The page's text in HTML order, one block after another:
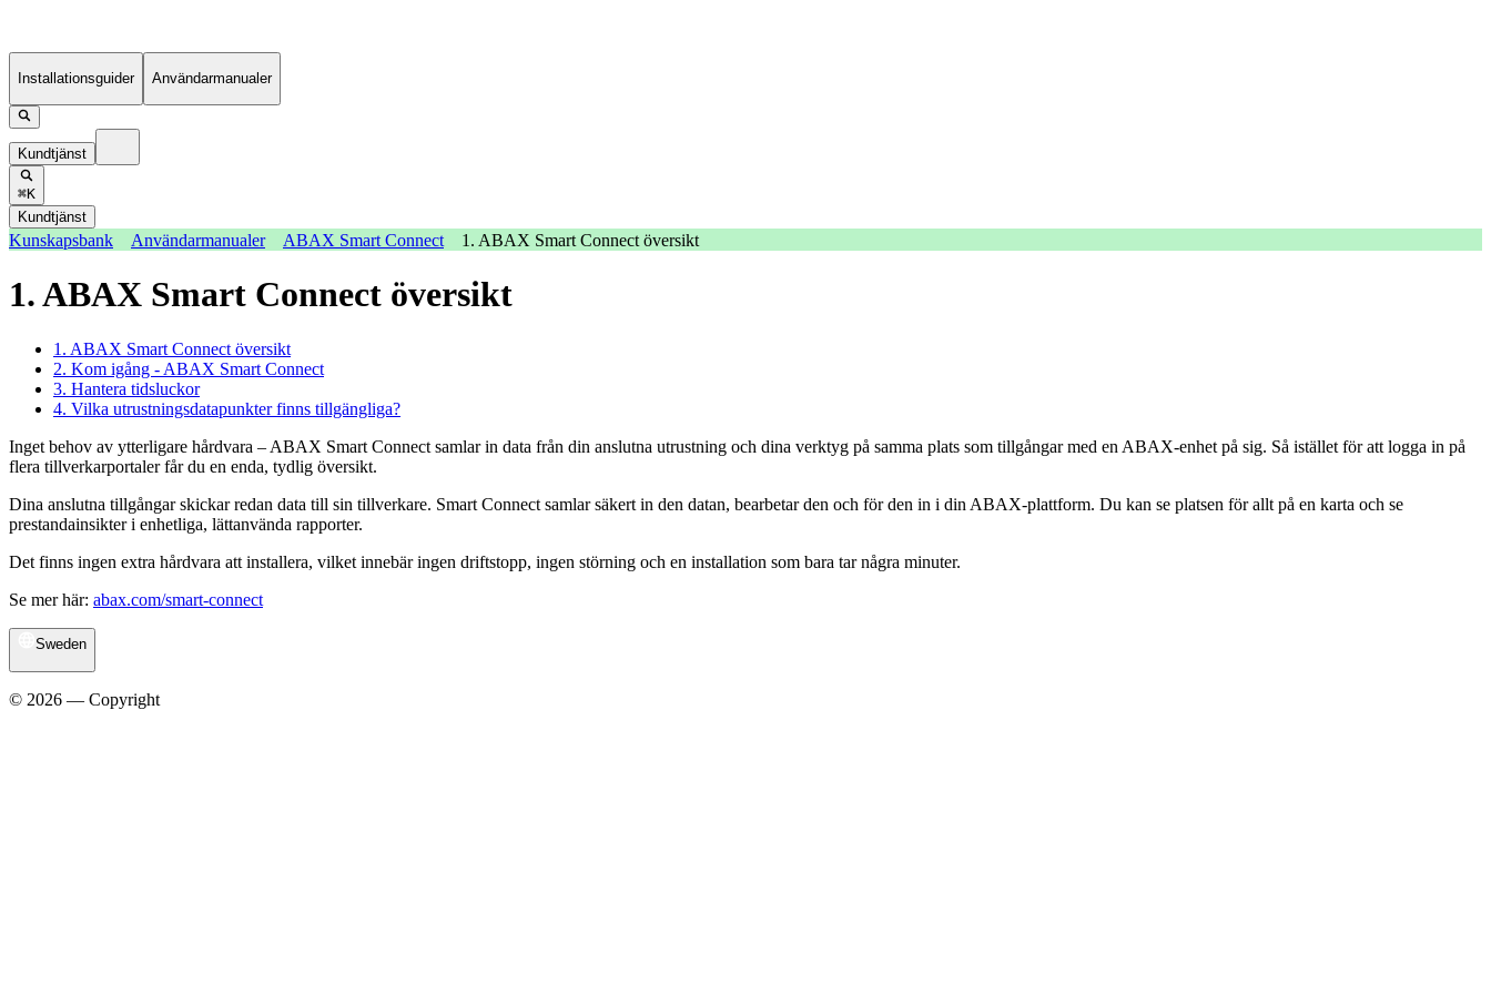
Installationsguider Användarmanualer
Kundtjänst
⌘K
Kundtjänst
Kunskapsbank Användarmanualer ABAX Smart Connect 1. ABAX Smart Connect översikt
1. ABAX Smart Connect översikt
1. ABAX Smart Connect översikt
2. Kom igång - ABAX Smart Connect
3. Hantera tidsluckor
4. Vilka utrustningsdatapunkter finns tillgängliga?
Inget behov av ytterligare hårdvara – ABAX Smart Connect samlar in data från din anslutna utrustning och dina verktyg på samma plats som tillgångar med en ABAX-enhet på sig. Så istället för att logga in på
flera tillverkarportaler får du en enda, tydlig översikt.
Dina anslutna tillgångar skickar redan data till sin tillverkare. Smart Connect samlar säkert in den datan, bearbetar den och för den in i din ABAX-plattform. Du kan se platsen för allt på en karta och se
prestandainsikter i enhetliga, lättanvända rapporter.
Det finns ingen extra hårdvara att installera, vilket innebär ingen driftstopp, ingen störning och en installation som bara tar några minuter.
Se mer här: abax.com/smart-connect
Sweden
© 2026 — Copyright